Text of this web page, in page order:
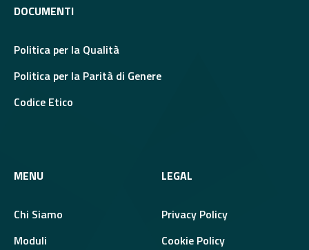
DOCUMENTI
Politica per la Qualità
Politica per la Parità di Genere
Codice Etico
MENU
Chi Siamo
Moduli
LEGAL
Privacy Policy
Cookie Policy